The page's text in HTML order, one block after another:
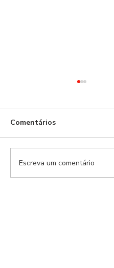
Modalidades
EP.159
Comentários
Escreva um comentário